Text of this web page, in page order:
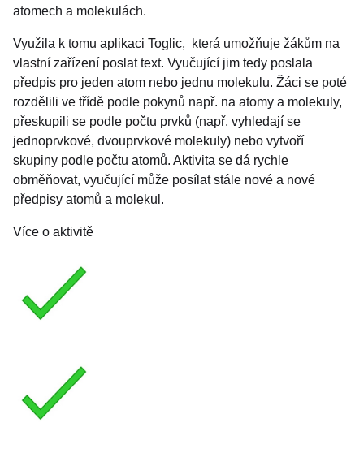
atomech a molekulách.
Využila k tomu aplikaci Toglic, která umožňuje žákům na
vlastní zařízení poslat text. Vyučující jim tedy poslala
předpis pro jeden atom nebo jednu molekulu. Žáci se poté
rozdělili ve třídě podle pokynů např. na atomy a molekuly,
přeskupili se podle počtu prvků (např. vyhledají se
jednoprvkové, dvouprvkové molekuly) nebo vytvoří
skupiny podle počtu atomů. Aktivita se dá rychle
obměňovat, vyučující může posílat stále nové a nové
předpisy atomů a molekul.
Více o aktivitě